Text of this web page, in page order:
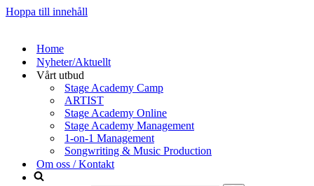
Hoppa till innehåll
Home
Nyheter/Aktuellt
Vårt utbud
Stage Academy Camp
ARTIST
Stage Academy Online
Stage Academy Management
1-on-1 Management
Songwriting & Music Production
Om oss / Kontakt